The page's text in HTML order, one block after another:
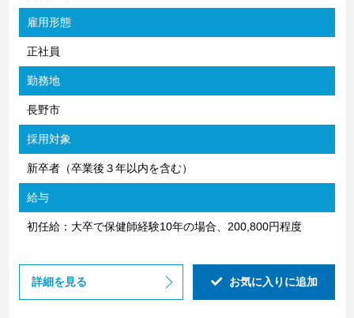
雇用形態
正社員
勤務地
長野市
採用対象
新卒者（卒業後３年以内を含む）
給与
初任給：大卒で保健師経験10年の場合、200,800円程度
詳細を見る お気に入りに追加